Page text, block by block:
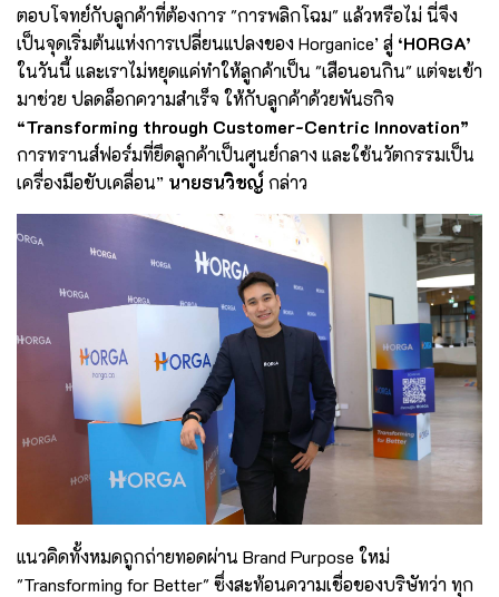
ตอบโจทย์กับลูกค้าที่ต้องการ "การพลิกโฉม" แล้วหรือไม่ นี่จึง
เป็นจุดเริ่มต้นแห่งการเปลี่ยนแปลงของ Horganice’ สู่ ‘HORGA’
ในวันนี้ และเราไม่หยุดแค่ทำให้ลูกค้าเป็น "เสือนอนกิน" แต่จะเข้า
มาช่วย ปลดล็อกความสำเร็จ ให้กับลูกค้าด้วยพันธกิจ
“Transforming through Customer-Centric Innovation”
การทรานส์ฟอร์มที่ยึดลูกค้าเป็นศูนย์กลาง และใช้นวัตกรรมเป็น
เครื่องมือขับเคลื่อน” นายธนวิชญ์ กล่าว
แนวคิดทั้งหมดถูกถ่ายทอดผ่าน Brand Purpose ใหม่
"Transforming for Better" ซึ่งสะท้อนความเชื่อของบริษัทว่า ทุก